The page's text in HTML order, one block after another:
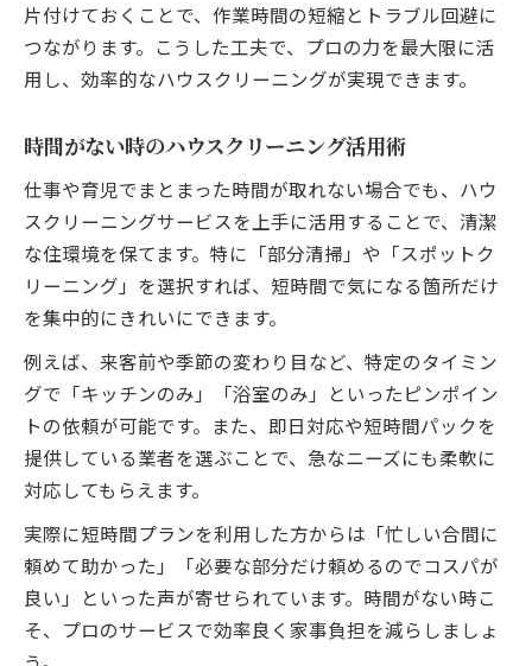
片付けておくことで、作業時間の短縮とトラブル回避に
つながります。こうした工夫で、プロの力を最大限に活
用し、効率的なハウスクリーニングが実現できます。
時間がない時のハウスクリーニング活用術
仕事や育児でまとまった時間が取れない場合でも、ハウ
スクリーニングサービスを上手に活用することで、清潔
な住環境を保てます。特に「部分清掃」や「スポットク
リーニング」を選択すれば、短時間で気になる箇所だけ
を集中的にきれいにできます。
例えば、来客前や季節の変わり目など、特定のタイミン
グで「キッチンのみ」「浴室のみ」といったピンポイン
トの依頼が可能です。また、即日対応や短時間パックを
提供している業者を選ぶことで、急なニーズにも柔軟に
対応してもらえます。
実際に短時間プランを利用した方からは「忙しい合間に
頼めて助かった」「必要な部分だけ頼めるのでコスパが
良い」といった声が寄せられています。時間がない時こ
そ、プロのサービスで効率良く家事負担を減らしましょ